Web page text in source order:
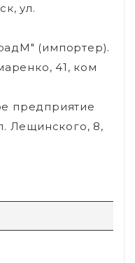
ул.
(импортер).
41, ком
предприятие
Лещинского, 8,